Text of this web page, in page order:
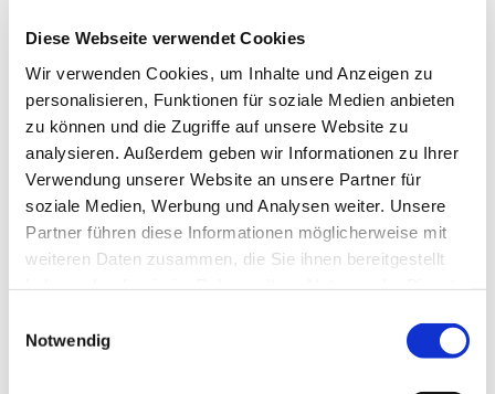
Diese Webseite verwendet Cookies
Wir verwenden Cookies, um Inhalte und Anzeigen zu
personalisieren, Funktionen für soziale Medien anbieten
zu können und die Zugriffe auf unsere Website zu
analysieren. Außerdem geben wir Informationen zu Ihrer
Verwendung unserer Website an unsere Partner für
soziale Medien, Werbung und Analysen weiter. Unsere
Partner führen diese Informationen möglicherweise mit
weiteren Daten zusammen, die Sie ihnen bereitgestellt
Notwendig